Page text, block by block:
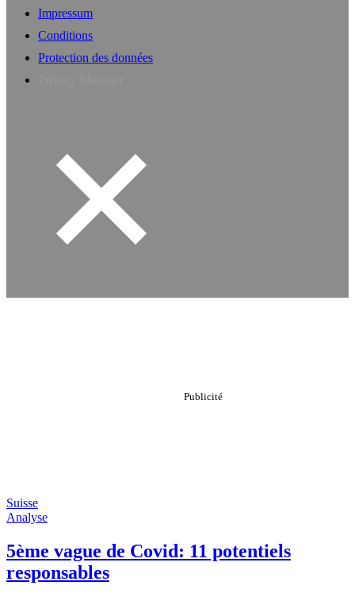
Impressum
Conditions
Protection des données
Suisse
Analyse
5ème vague de Covid: 11 potentiels
responsables